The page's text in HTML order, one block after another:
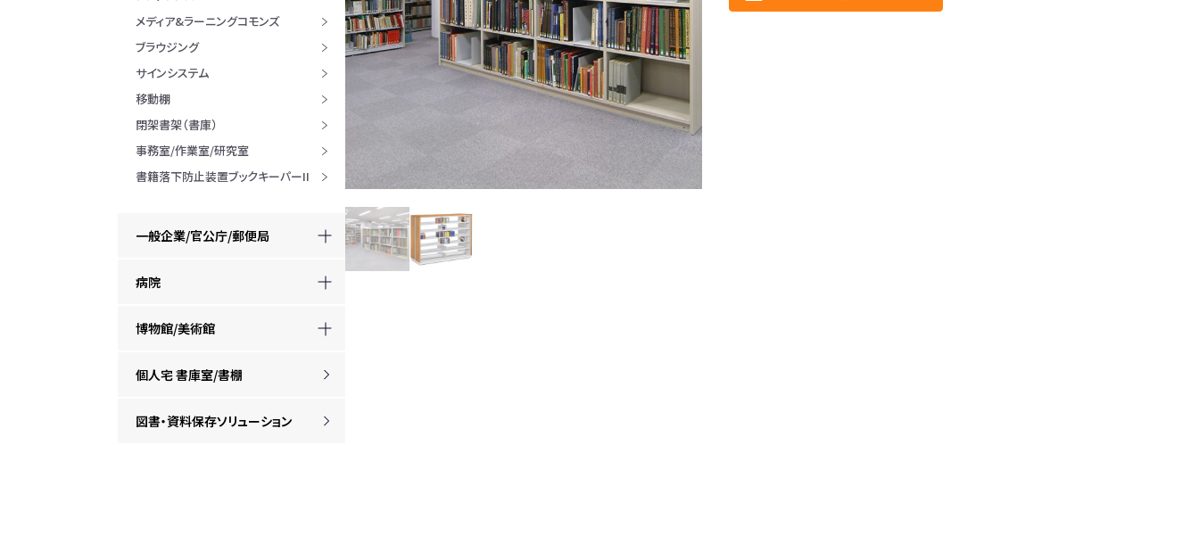
メディア&ラーニングコモンズ
ブラウジング
サインシステム
移動棚
閉架書架（書庫）
事務室/作業室/研究室
書籍落下防止装置ブックキーパーII
一般企業/官公庁/郵便局
病院
博物館/美術館
個人宅 書庫室/書棚
図書・資料保存ソリューション